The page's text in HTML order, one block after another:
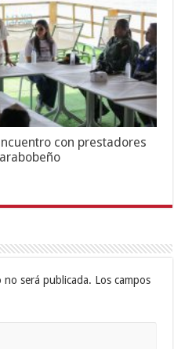
con prestadores
no será publicada. Los campos